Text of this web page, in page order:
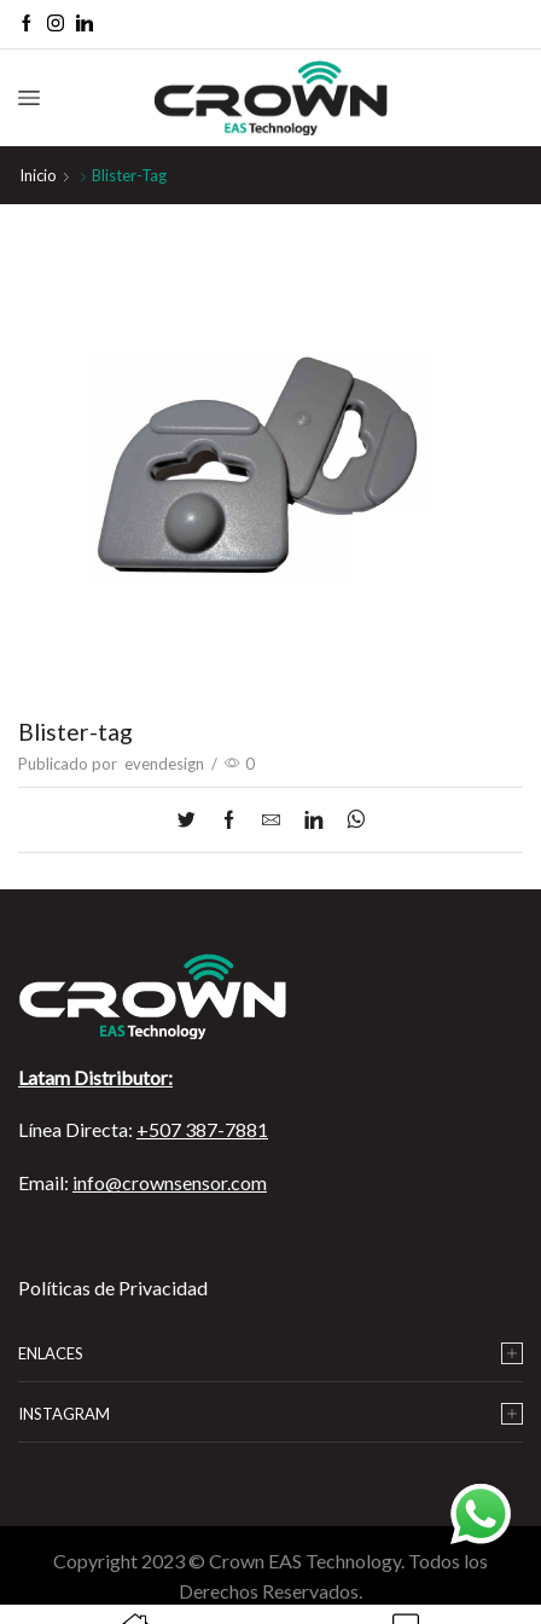
Inicio Blister-Tag
Blister-tag
Publicado por evendesign / 0
Latam Distributor:
Línea Directa: +507 387-7881
Email: info@crownsensor.com
Políticas de Privacidad
ENLACES
INSTAGRAM
Copyright 2023 © Crown EAS Technology. Todos los
Derechos Reservados.